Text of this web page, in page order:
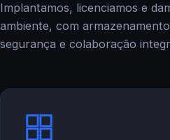
Implantamos, licenciamos e
ambiente, com
segurança e colaboração